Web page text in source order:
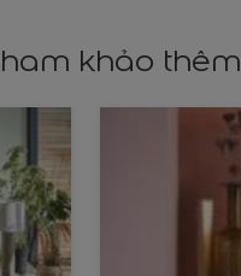
khảo thêm